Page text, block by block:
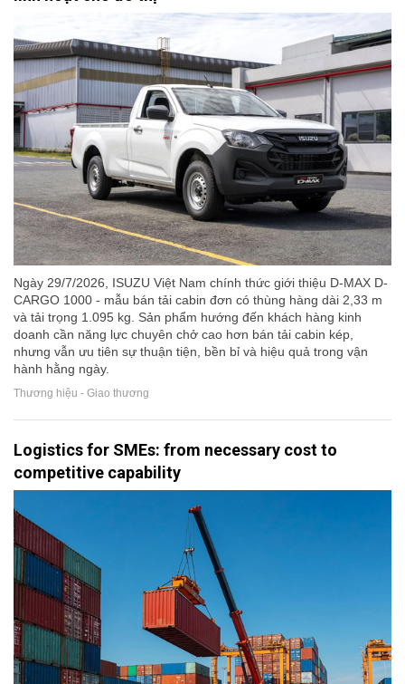
Ngày 29/7/2026, ISUZU Việt Nam chính thức giới thiệu D-MAX D-
CARGO 1000 - mẫu bán tải cabin đơn có thùng hàng dài 2,33 m
và tải trọng 1.095 kg. Sản phẩm hướng đến khách hàng kinh
doanh cần năng lực chuyên chở cao hơn bán tải cabin kép,
nhưng vẫn ưu tiên sự thuận tiện, bền bỉ và hiệu quả trong vận
hành hằng ngày.
Thương hiệu - Giao thương
Logistics for SMEs: from necessary cost to
competitive capability